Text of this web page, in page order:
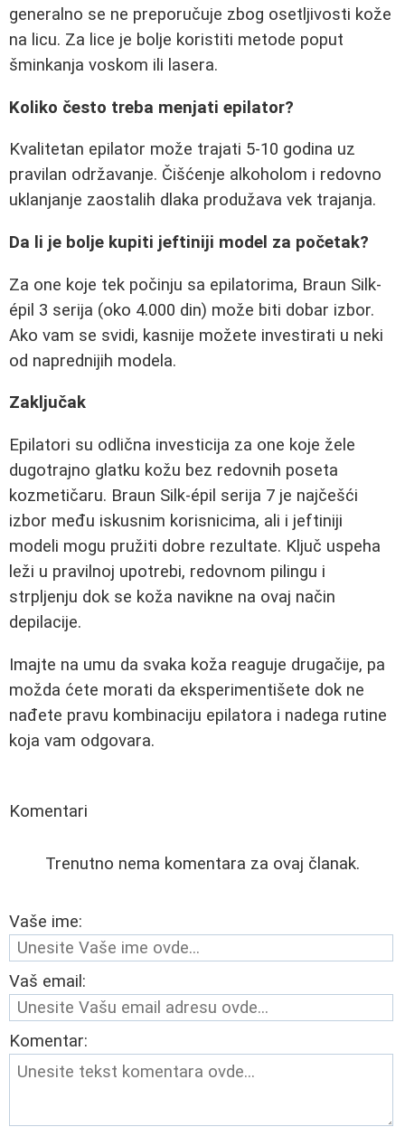
generalno se ne preporučuje zbog osetljivosti kože
na licu. Za lice je bolje koristiti metode poput
šminkanja voskom ili lasera.
Koliko često treba menjati epilator?
Kvalitetan epilator može trajati 5-10 godina uz
pravilan održavanje. Čišćenje alkoholom i redovno
uklanjanje zaostalih dlaka produžava vek trajanja.
Da li je bolje kupiti jeftiniji model za početak?
Za one koje tek počinju sa epilatorima, Braun Silk-
épil 3 serija (oko 4.000 din) može biti dobar izbor.
Ako vam se svidi, kasnije možete investirati u neki
od naprednijih modela.
Zaključak
Epilatori su odlična investicija za one koje žele
dugotrajno glatku kožu bez redovnih poseta
kozmetičaru. Braun Silk-épil serija 7 je najčešći
izbor među iskusnim korisnicima, ali i jeftiniji
modeli mogu pružiti dobre rezultate. Ključ uspeha
leži u pravilnoj upotrebi, redovnom pilingu i
strpljenju dok se koža navikne na ovaj način
depilacije.
Imajte na umu da svaka koža reaguje drugačije, pa
možda ćete morati da eksperimentišete dok ne
nađete pravu kombinaciju epilatora i nadega rutine
koja vam odgovara.
Komentari
Trenutno nema komentara za ovaj članak.
Vaše ime:
Vaš email:
Komentar: